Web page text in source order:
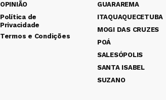
OPINIÃO
Política de
Privacidade
Termos e Condições
GUARAREMA
ITAQUAQUECETUBA
MOGI DAS CRUZES
POÁ
SALESÓPOLIS
SANTA ISABEL
SUZANO